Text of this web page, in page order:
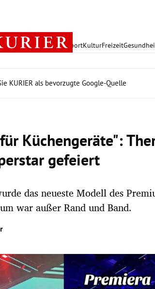
PolitikWirtschaft SportKulturFreizeit
KURIER als bevorzugte Google-Quelle
Küchengeräte":
gefeiert
das neueste Modell des
war außer Rand und Band.
öffnen/schließen